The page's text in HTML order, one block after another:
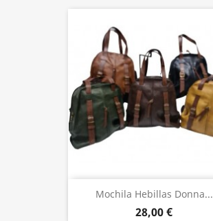
Mochila Hebillas Donna...
28,00 €